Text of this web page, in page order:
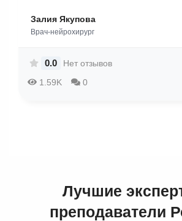
Залия Якупова
Врач-нейрохирург
1.59K 0
0.0 Нет отзывов
Лучшие
преподаватели